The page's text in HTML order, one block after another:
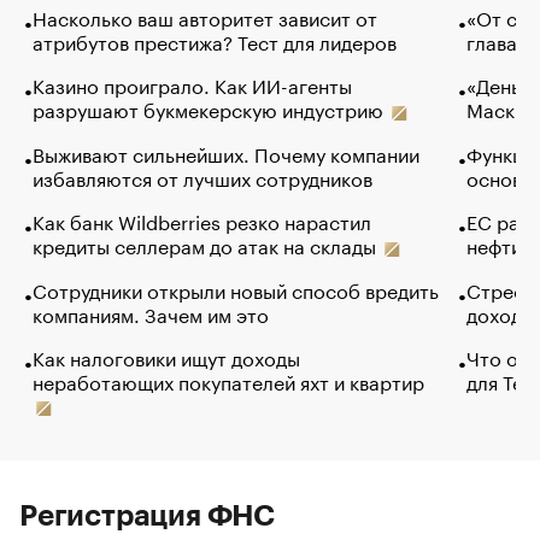
Насколько ваш авторитет зависит от
атрибутов престижа? Тест для лидеров
Казино проиграло. Как ИИ-агенты
разрушают букмекерскую индустрию
Выживают сильнейших. Почему компании
избавляются от лучших сотрудников
Как банк Wildberries резко нарастил
кредиты селлерам до атак на склады
Сотрудники открыли новый способ вредить
компаниям. Зачем им это
Как налоговики ищут доходы
неработающих покупателей яхт и квартир
«От
глава
Маск в
основ
ЕС
нефти
Что
для
Регистрация ФНС